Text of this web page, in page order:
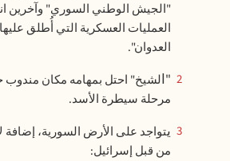
"الجيش الوطني السوري" وآخرين
العمليات العسكرية التي أُطلق
العدوان".
2 "الشيخ" احتل بمهامه مكان مندوب حزب البعث في
مرحلة سيطرة الأسد.
3 يتواجد على الأرض السورية، إضافة لاحتلال الجولان
من قبل إسرائيل: